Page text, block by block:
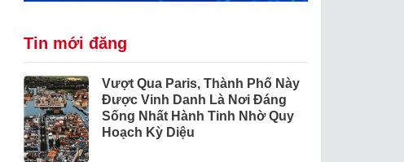
Tin mới đăng
Vượt Qua Paris, Thành Phố Này
Được Vinh Danh Là Nơi Đáng
Sống Nhất Hành Tinh Nhờ Quy
Hoạch Kỳ Diệu